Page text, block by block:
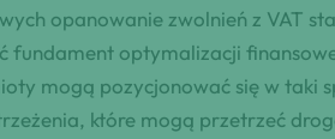
opanowanie zwolnień z VAT
fundament optymalizacji
mogą pozycjonować się w taki
które mogą przetrzeć